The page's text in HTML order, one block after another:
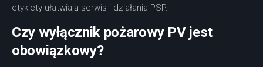
etykiety ułatwiają serwis i działania PSP.
Czy wyłącznik pożarowy PV jest
obowiązkowy?